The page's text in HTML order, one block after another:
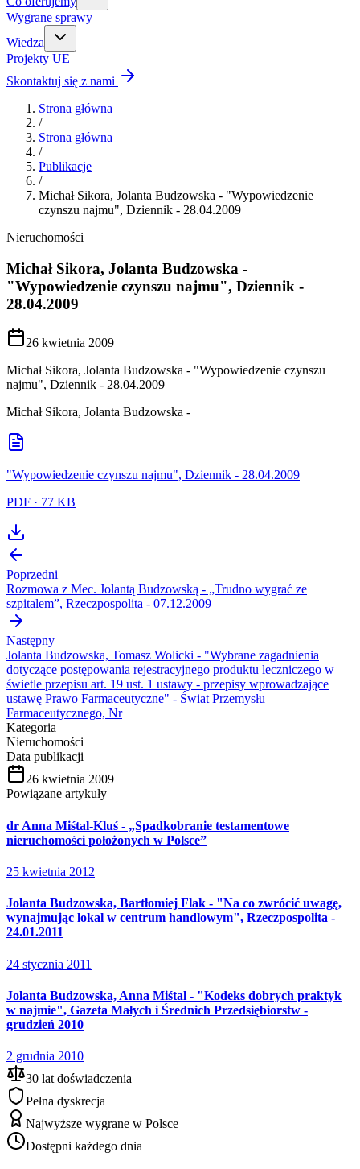
Wygrane sprawy
Wiedza
Projekty UE
Skontaktuj się z nami
Strona główna
/
Strona główna
/
Publikacje
/
Michał Sikora, Jolanta Budzowska - "Wypowiedzenie
czynszu najmu", Dziennik - 28.04.2009
Nieruchomości
Michał Sikora, Jolanta Budzowska -
"Wypowiedzenie czynszu najmu", Dziennik -
28.04.2009
26 kwietnia 2009
Michał Sikora, Jolanta Budzowska - "Wypowiedzenie czynszu
najmu", Dziennik - 28.04.2009
Michał Sikora, Jolanta Budzowska -
"Wypowiedzenie czynszu najmu", Dziennik - 28.04.2009
PDF · 77 KB
Poprzedni
Rozmowa z Mec. Jolantą Budzowską - „Trudno wygrać ze
szpitalem”, Rzeczpospolita - 07.12.2009
Następny
Jolanta Budzowska, Tomasz Wolicki - "Wybrane zagadnienia
dotyczące postępowania rejestracyjnego produktu leczniczego w
świetle przepisu art. 19 ust. 1 ustawy - przepisy wprowadzające
ustawę Prawo Farmaceutyczne" - Świat Przemysłu
Farmaceutycznego, Nr
Kategoria
Nieruchomości
Data publikacji
26 kwietnia 2009
Powiązane artykuły
dr Anna Miśtal-Kluś - „Spadkobranie testamentowe
nieruchomości położonych w Polsce”
25 kwietnia 2012
Jolanta Budzowska, Bartłomiej Flak - "Na co zwrócić uwagę,
wynajmując lokal w centrum handlowym", Rzeczpospolita -
24.01.2011
24 stycznia 2011
Jolanta Budzowska, Anna Miśtal - "Kodeks dobrych praktyk
w najmie", Gazeta Małych i Średnich Przedsiębiorstw -
grudzień 2010
2 grudnia 2010
30 lat doświadczenia
Pełna dyskrecja
Najwyższe wygrane w Polsce
Dostępni każdego dnia